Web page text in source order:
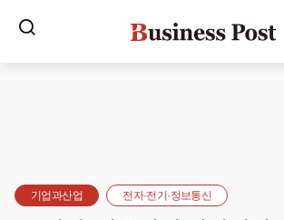
기업과산업 전자·전기·정보통신